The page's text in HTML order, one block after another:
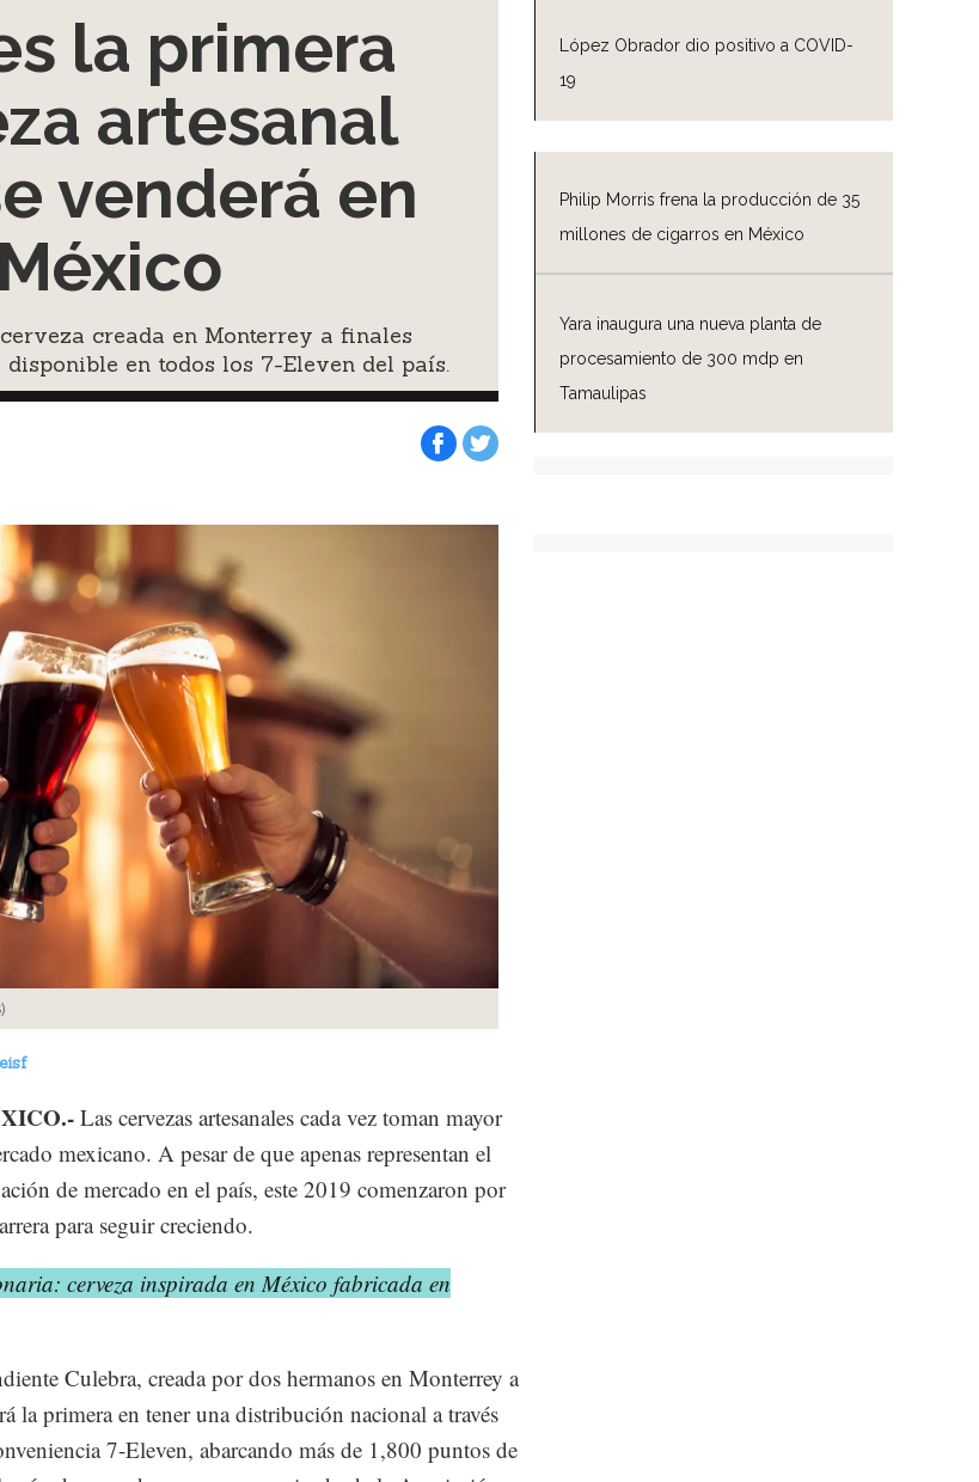
López Obrador dio positivo a COVID-
19
Philip Morris frena la producción de 35
millones de cigarros en México
Yara inaugura una nueva planta de
procesamiento de 300 mdp en
Tamaulipas
la primera
artesanal
venderá en
creada en Monterrey a finales
en todos los 7-Eleven del país.
Las cervezas artesanales cada vez toman mayor
mexicano. A pesar de que apenas representan el
de mercado en el país, este 2019 comenzaron por
para seguir creciendo.
cerveza inspirada en México fabricada en
Culebra, creada por dos hermanos en Monterrey a
la primera en tener una distribución nacional a través
7-Eleven, abarcando más de 1,800 puntos de